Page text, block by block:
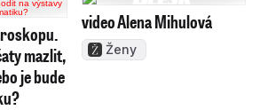
mazlit,
je bude
video Alena Mihulová
Ženy